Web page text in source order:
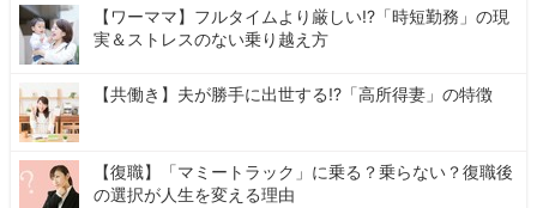
【ワーママ】フルタイムより厳しい!?「時短勤務」の現
実＆ストレスのない乗り越え方
【共働き】夫が勝手に出世する!?「高所得妻」の特徴
【復職】「マミートラック」に乗る？乗らない？復職後
の選択が人生を変える理由